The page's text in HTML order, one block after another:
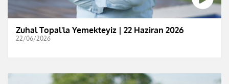
Zuhal Topal'la Yemekteyiz | 22 Haziran 2026
22/06/2026